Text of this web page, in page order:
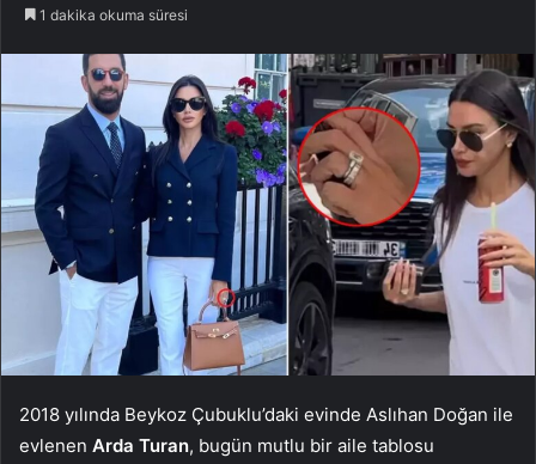
1 dakika okuma süresi
2018 yılında Beykoz Çubuklu’daki evinde Aslıhan Doğan ile
evlenen Arda Turan, bugün mutlu bir aile tablosu